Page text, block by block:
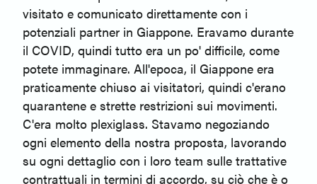
visitato e comunicato direttamente con i
potenziali partner in Giappone. Eravamo durante
il COVID, quindi tutto era un po' difficile, come
potete immaginare. All'epoca, il Giappone era
praticamente chiuso ai visitatori, quindi c'erano
quarantene e strette restrizioni sui movimenti.
C'era molto plexiglass. Stavamo negoziando
ogni elemento della nostra proposta, lavorando
su ogni dettaglio con i loro team sulle trattative
contrattuali in termini di accordo, su ciò che è o